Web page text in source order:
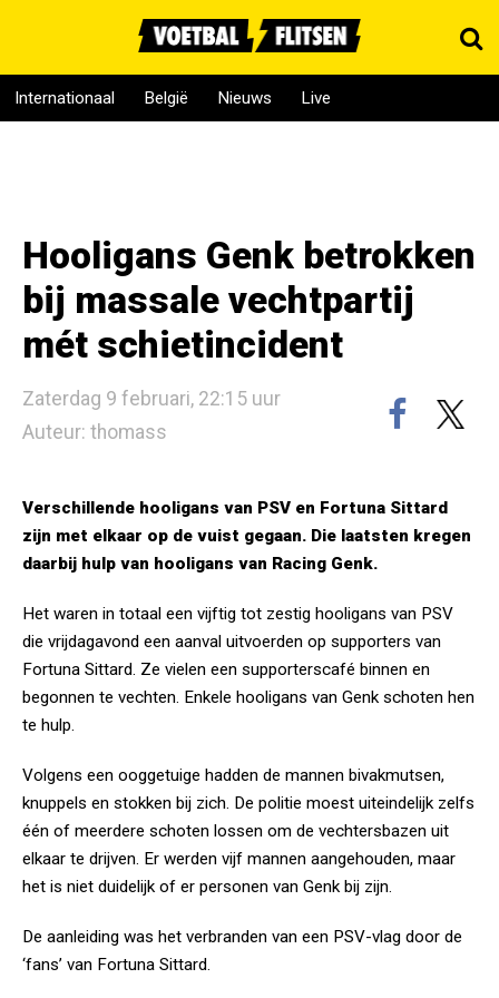
Internationaal België Nieuws Live
Hooligans Genk betrokken
bij massale vechtpartij
mét schietincident
Zaterdag 9 februari, 22:15 uur
Auteur: thomass
Verschillende hooligans van PSV en Fortuna Sittard
zijn met elkaar op de vuist gegaan. Die laatsten kregen
daarbij hulp van hooligans van Racing Genk.
Het waren in totaal een vijftig tot zestig hooligans van PSV
die vrijdagavond een aanval uitvoerden op supporters van
Fortuna Sittard. Ze vielen een supporterscafé binnen en
begonnen te vechten. Enkele hooligans van Genk schoten hen
te hulp.
Volgens een ooggetuige hadden de mannen bivakmutsen,
knuppels en stokken bij zich. De politie moest uiteindelijk zelfs
één of meerdere schoten lossen om de vechtersbazen uit
elkaar te drijven. Er werden vijf mannen aangehouden, maar
het is niet duidelijk of er personen van Genk bij zijn.
De aanleiding was het verbranden van een PSV-vlag door de
‘fans’ van Fortuna Sittard.